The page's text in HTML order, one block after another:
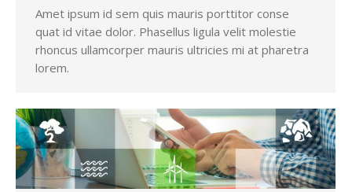
Amet ipsum id sem quis mauris porttitor conse
quat id vitae dolor. Phasellus ligula velit molestie
rhoncus ullamcorper mauris ultricies mi at pharetra
lorem.